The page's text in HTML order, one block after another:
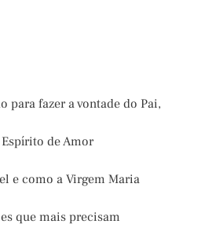
para fazer a vontade do Pai,
de Amor
e como a Virgem Maria
que mais precisam